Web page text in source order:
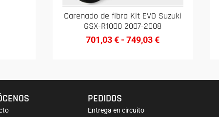
Carenado de fibra Kit EVO Suzuki
GSX-R1000 2007-2008
701,03€ - 749,03€
PEDIDOS
Entrega en circuito